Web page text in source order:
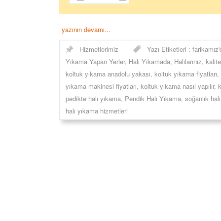
yazının devamı...
Hizmetlerimiz Yazı Etiketleri :
Yıkama Yapan Yerler, Halı Yıkamada, Halılarınız,
koltuk yıkama anadolu yakası, koltuk yıkama fiyatları,
yıkama makinesi fiyatları, koltuk yıkama nasıl yapılır,
pedikte halı yıkama, Pendik Halı Yıkama, soğanlık
halı yıkama hizmetleri